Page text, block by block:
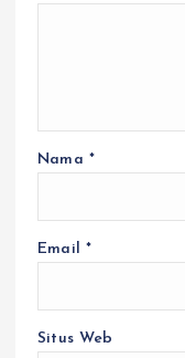
Nama *
Email *
Situs Web